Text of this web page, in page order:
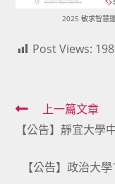
2025 敏求智慧
Post Views: 198
Read
more
articles
上一篇文章
【公告】靜宜大學
【公告】政治大